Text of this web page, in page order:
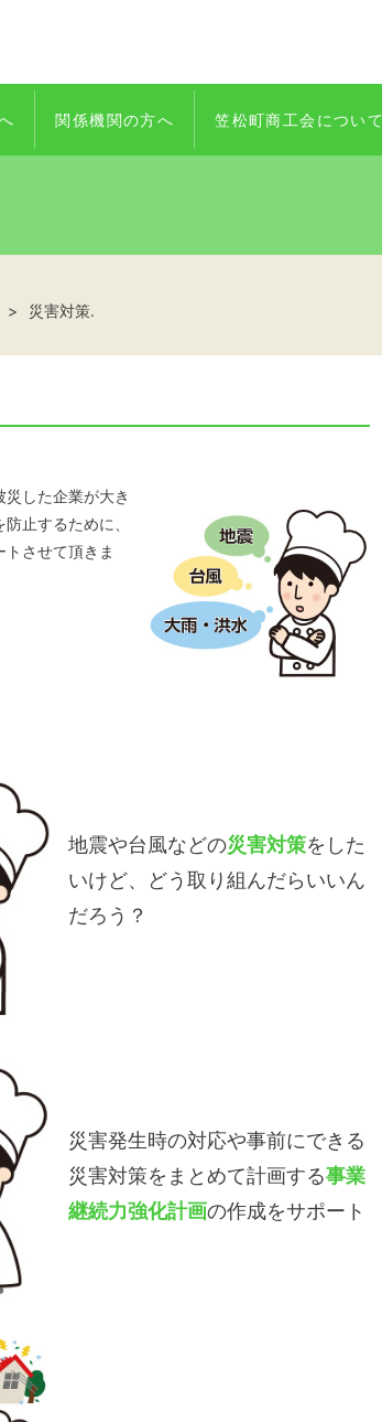
関係機関の方へ 笠松町商工会について
災害対策.
した企業が大き
止するために、
させて頂きま
地震や台風などの災害対策をした
いけど、どう取り組んだらいいん
だろう？
災害発生時の対応や事前にできる
災害対策をまとめて計画する事業
継続力強化計画の作成をサポート